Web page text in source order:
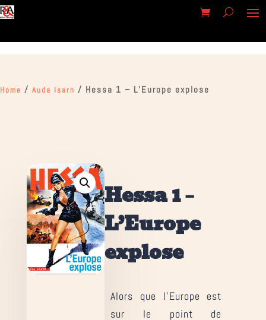
Home / Auda Isarn / Hessa 1 – L’Europe explose
Hessa 1 –
L’Europe
explose
Alors que l’Europe est
sur le point de